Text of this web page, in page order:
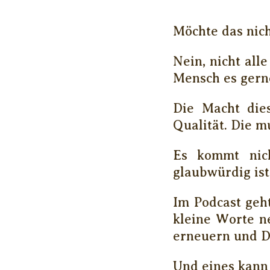
Möchte das
Nein, nicht
Mensch es
Die Macht
Qualität. Die
Es kommt
glaubwürdig
Im Podcast
kleine Worte
erneuern und
Und eines